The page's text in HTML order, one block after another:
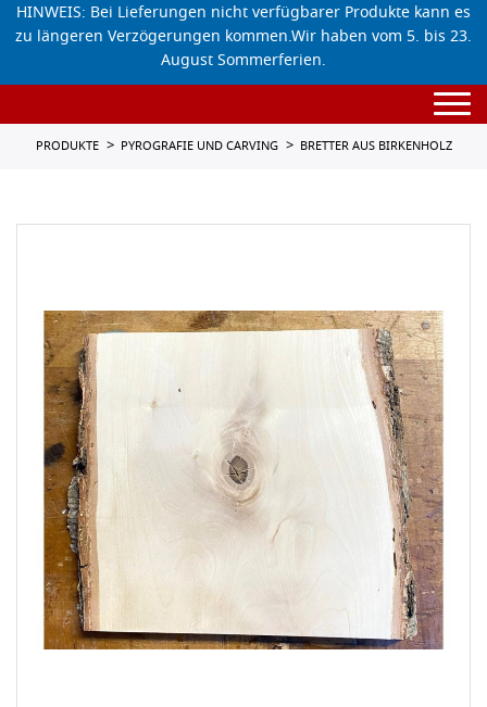
HINWEIS: Bei Lieferungen nicht verfügbarer Produkte kann es
zu längeren Verzögerungen kommen.Wir haben vom 5. bis 23.
August Sommerferien.
PRODUKTE PYROGRAFIE UND CARVING BRETTER AUS BIRKENHOLZ